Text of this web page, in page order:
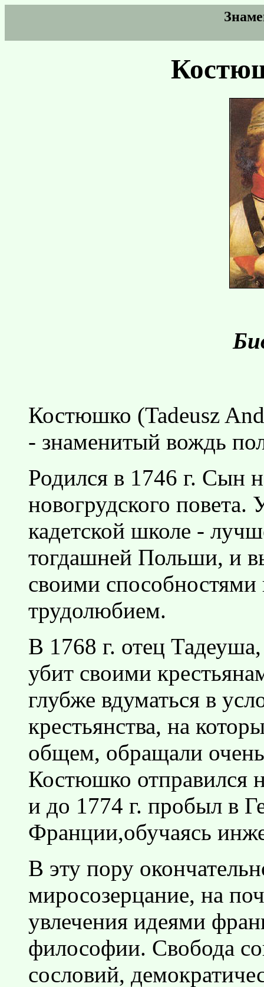
Костюшко (Tadeusz
- знаменитый вождь
Родился в 1746 г. Сын
новогрудского повета.
кадетской школе -
тогдашней Польши, и
своими
трудолюбием.
В 1768 г. отец
убит своими
глубже вдуматься в
крестьянства, на
общем, обращали
Костюшко отправился
и до 1774 г. пробыл в
Франции,обучаясь
В эту пору
миросозерцание, на
увлечения идеями
философии. Свобода
сословий,